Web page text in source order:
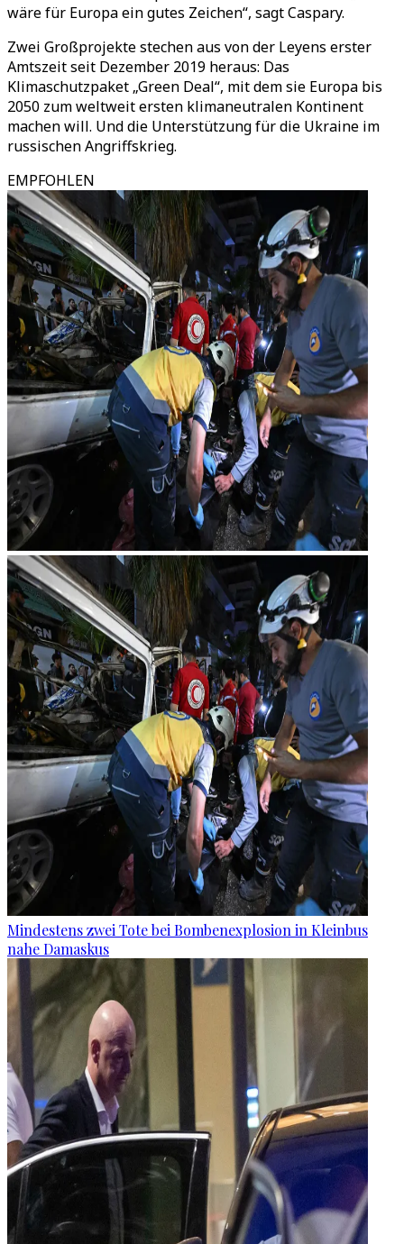
wäre für Europa ein gutes Zeichen“, sagt Caspary.
Zwei Großprojekte stechen aus von der Leyens erster
Amtszeit seit Dezember 2019 heraus: Das
Klimaschutzpaket „Green Deal“, mit dem sie Europa bis
2050 zum weltweit ersten klimaneutralen Kontinent
machen will. Und die Unterstützung für die Ukraine im
russischen Angriffskrieg.
EMPFOHLEN
Mindestens zwei Tote bei Bombenexplosion in Kleinbus
nahe Damaskus